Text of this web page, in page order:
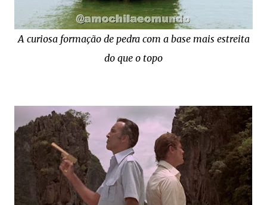
A curiosa formação de pedra com a base mais estreita
do que o topo